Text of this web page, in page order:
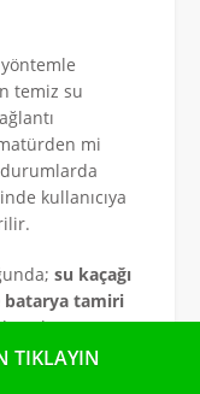
temiz su
mi
kullanıcıya
su kaçağı
batarya tamiri
TIKLAYIN